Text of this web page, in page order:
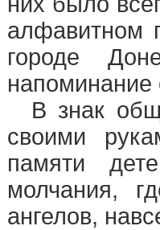
алфавитном
городе
напоминание
В знак
своими
памяти
молчания,
ангелов,